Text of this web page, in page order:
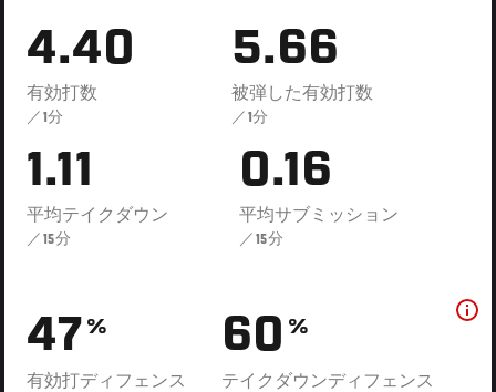
4.40
有効打数
／1分
5.66
被弾した有効打数
／1分
1.11
平均テイクダウン
／15分
0.16
平均サブミッション
／15分
47 %
有効打ディフェンス
60 %
テイクダウンディフェンス